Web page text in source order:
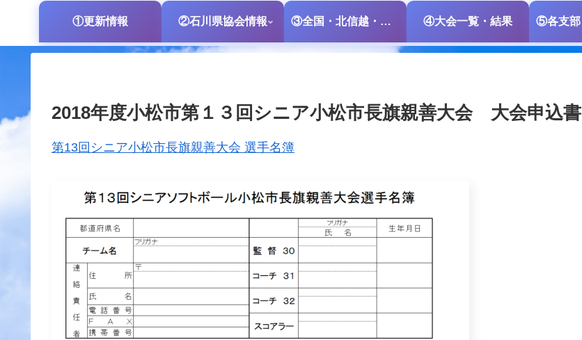
①更新情報 ②石川県協会情報 ③全国・北信越・中日本大会情報 ④大会一覧・結果
2018年度小松市第１３回シニア小松市長旗親善大会 大会申込書
第13回シニア小松市長旗親善大会 選手名簿